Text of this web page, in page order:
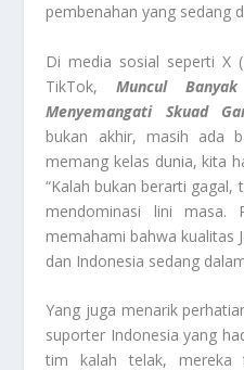
pembenahan yang sedang
Di media sosial seperti X
TikTok,Muncul
Menyemangati Skuad
bukan akhir, masih ada
memang kelas dunia, kita
“Kalah bukan berarti gagal,
mendominasi lini masa.
memahami bahwa kualitas
dan Indonesia sedang
Yang juga menarik
suporter Indonesia yang
tim kalah telak, mereka